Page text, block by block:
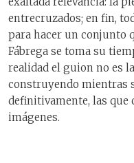
entrecruzados; en fin,
para hacer un conjunto
Fábrega se toma su
realidad el guion no es
construyendo mientras
definitivamente, las que
imágenes.